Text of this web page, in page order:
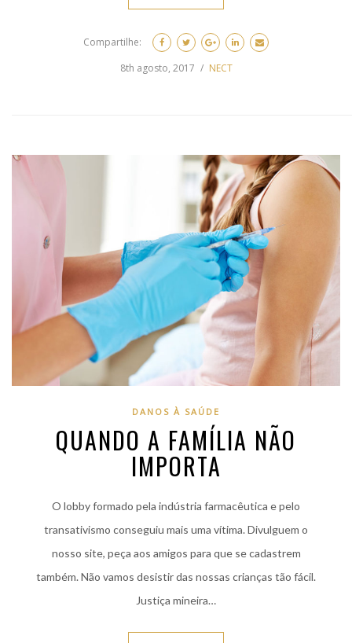
Compartilhe:
8th agosto, 2017
NECT
DANOS À SAÚDE
QUANDO A FAMÍLIA NÃO
IMPORTA
O lobby formado pela indústria farmacêutica e pelo
transativismo conseguiu mais uma vítima. Divulguem o
nosso site, peça aos amigos para que se cadastrem
também. Não vamos desistir das nossas crianças tão fácil.
Justiça mineira…